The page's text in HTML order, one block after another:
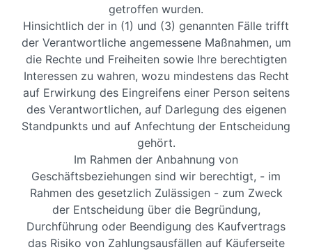
getroffen wurden.
Hinsichtlich der in (1) und (3) genannten Fälle trifft
der Verantwortliche angemessene Maßnahmen, um
die Rechte und Freiheiten sowie Ihre berechtigten
Interessen zu wahren, wozu mindestens das Recht
auf Erwirkung des Eingreifens einer Person seitens
des Verantwortlichen, auf Darlegung des eigenen
Standpunkts und auf Anfechtung der Entscheidung
gehört.
Im Rahmen der Anbahnung von
Geschäftsbeziehungen sind wir berechtigt, - im
Rahmen des gesetzlich Zulässigen - zum Zweck
der Entscheidung über die Begründung,
Durchführung oder Beendigung des Kaufvertrags
das Risiko von Zahlungsausfällen auf Käuferseite